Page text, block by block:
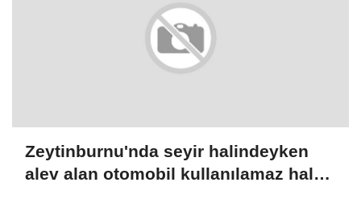
Zeytinburnu'nda seyir halindeyken
alev alan otomobil kullanılamaz hale